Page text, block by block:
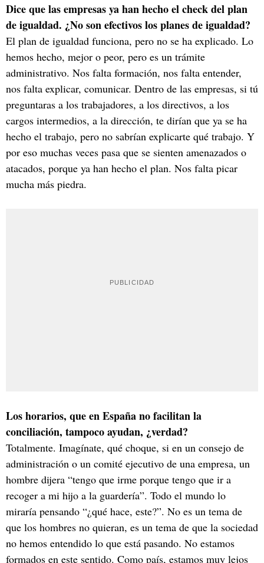
Dice que las empresas ya han hecho el check del plan
de igualdad. ¿No son efectivos los planes de igualdad?
El plan de igualdad funciona, pero no se ha explicado. Lo
hemos hecho, mejor o peor, pero es un trámite
administrativo. Nos falta formación, nos falta entender,
nos falta explicar, comunicar. Dentro de las empresas, si tú
preguntaras a los trabajadores, a los directivos, a los
cargos intermedios, a la dirección, te dirían que ya se ha
hecho el trabajo, pero no sabrían explicarte qué trabajo. Y
por eso muchas veces pasa que se sienten amenazados o
atacados, porque ya han hecho el plan. Nos falta picar
mucha más piedra.
Los horarios, que en España no facilitan la
conciliación, tampoco ayudan, ¿verdad?
Totalmente. Imagínate, qué choque, si en un consejo de
administración o un comité ejecutivo de una empresa, un
hombre dijera “tengo que irme porque tengo que ir a
recoger a mi hijo a la guardería”. Todo el mundo lo
miraría pensando “¿qué hace, este?”. No es un tema de
que los hombres no quieran, es un tema de que la sociedad
no hemos entendido lo que está pasando. No estamos
formados en este sentido. Como país, estamos muy lejos